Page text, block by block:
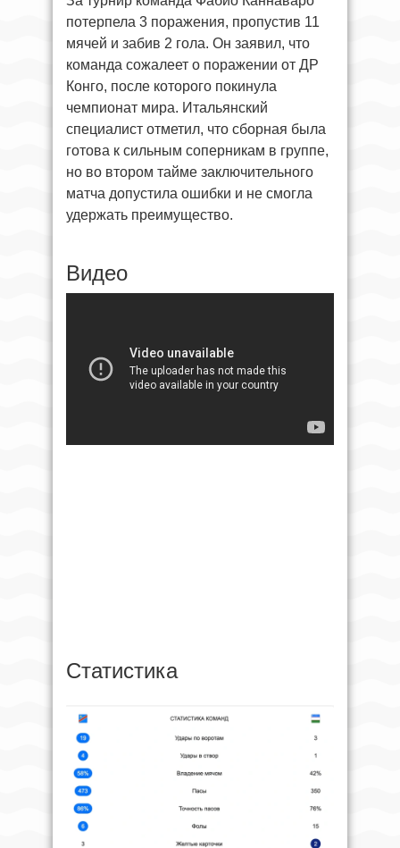
потерпела 3 поражения, пропустив 11
мячей и забив 2 гола. Он заявил, что
команда сожалеет о поражении от ДР
Конго, после которого покинула
чемпионат мира. Итальянский
специалист отметил, что сборная была
готова к сильным соперникам в группе,
но во втором тайме заключительного
матча допустила ошибки и не смогла
удержать преимущество.
Видео
Статистика